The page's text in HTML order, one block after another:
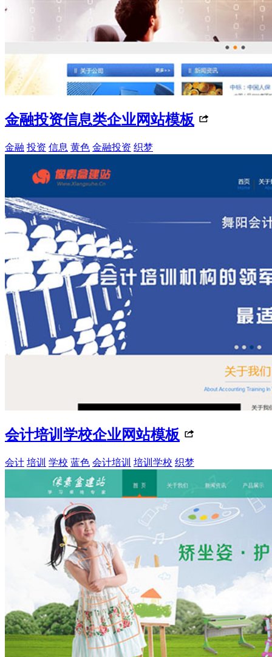
金融投资信息类企业网站模板
金融 投资 信息 黄色 金融投资 织梦
会计培训学校企业网站模板
会计 培训 学校 蓝色 会计培训 培训学校 织梦